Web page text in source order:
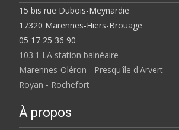
15 bis rue Dubois-Meynardie
17320 Marennes-Hiers-Brouage
05 17 25 36 90
103.1 LA station balnéaire
Marennes-Oléron - Presqu'île d'Arvert
Royan - Rochefort
À propos